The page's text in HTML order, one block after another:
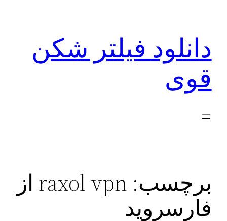
دانلود فیلتر شکن
قوی
برچسب:
raxol vpn از
فارسروید